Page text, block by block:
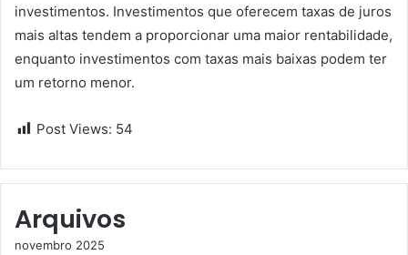
investimentos. Investimentos que oferecem taxas de juros
mais altas tendem a proporcionar uma maior rentabilidade,
enquanto investimentos com taxas mais baixas podem ter
um retorno menor.
Post Views: 54
Arquivos
novembro 2025